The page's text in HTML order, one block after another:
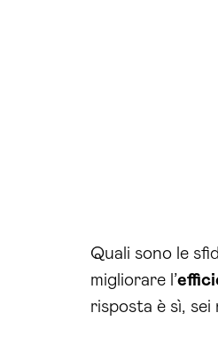
Quali sono le
migliorare l’
risposta è sì,